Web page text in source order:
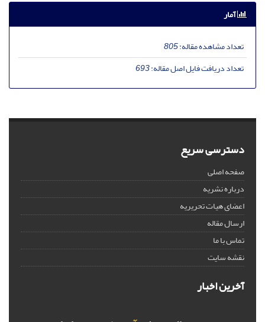
آمار
تعداد مشاهده مقاله:805
تعداد دریافت فایل اصل مقاله:693
دسترسی سریع
صفحه اصلی
درباره نشریه
اعضای هیات تحریریه
ارسال مقاله
تماس با ما
نقشه سایت
آخرین اخبار